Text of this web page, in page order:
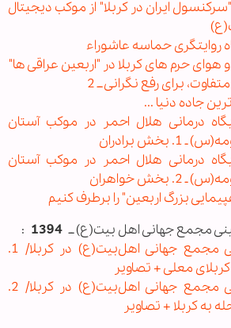
ایران در کربلا" از موکب دیجیتال
روایتگری حماسه عاشوراء
هوای حرم های کربلا در "اربعین عراقی ها"
برای رفع نگرانی ــ 2
جاده دنیا ...
درمانی هلال احمر در موکب آستان
برادران
درمانی هلال احمر در موکب آستان
خواهران
بزرگ اربعین" را برطرف کنیم
مجمع جهانی اهل بیت(ع) ــ 1394
:
ــ ایستگاههای اربعینی مجمع جهانی اهل‌بیت(ع) در کربلا/ 1.
معلی + تصاویر
ــ ایستگاههای اربعینی مجمع جهانی اهل‌بیت(ع) در کربلا/ 2.
به کربلا + تصاویر